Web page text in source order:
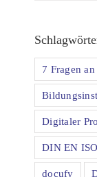
7 Fragen an
Digitaler
DIN EN
docufy